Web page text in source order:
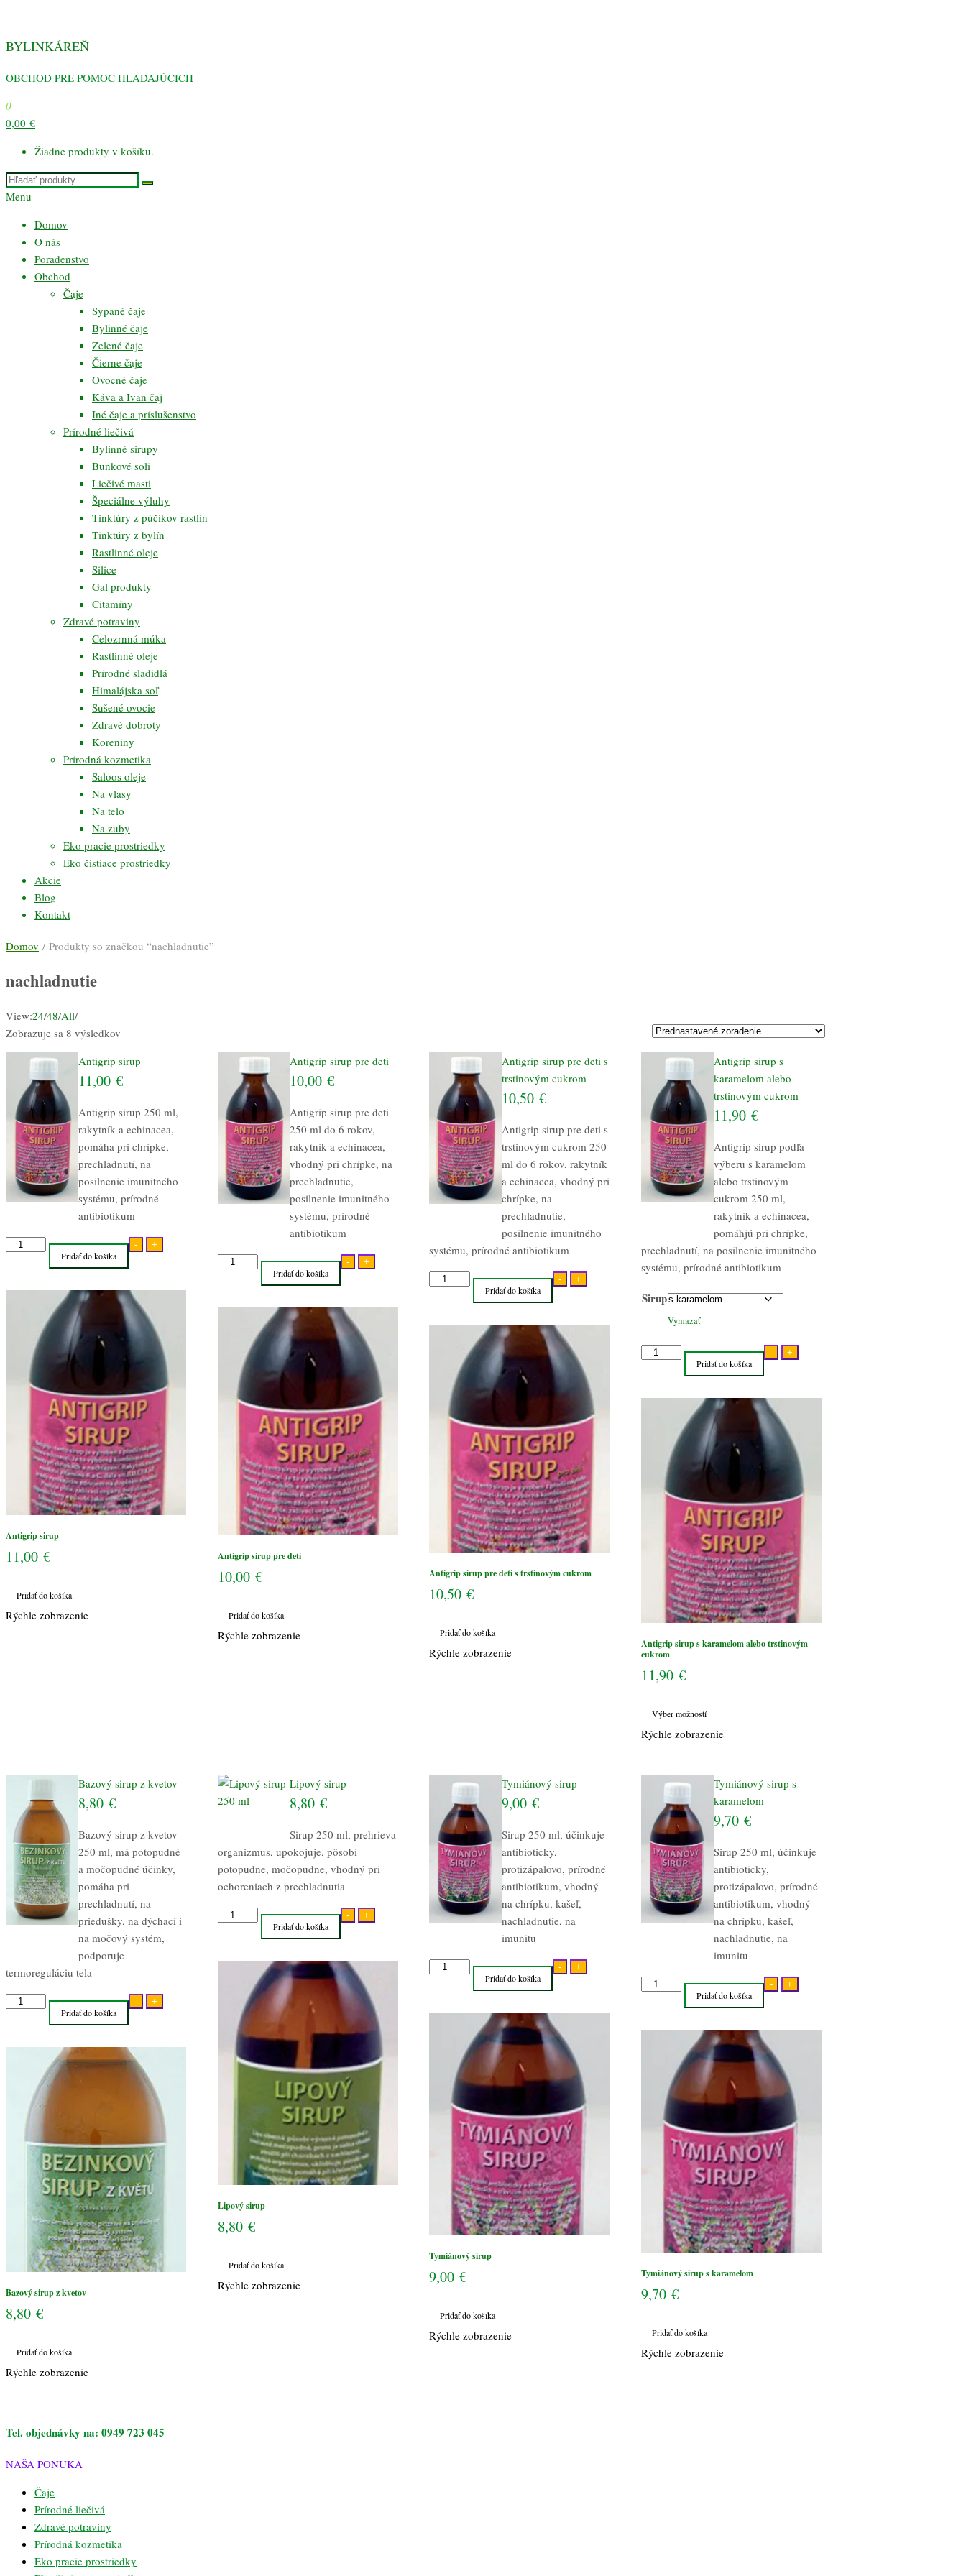
obsah
BYLINKÁREŇ
OBCHOD PRE POMOC HLADAJÚCICH
0
0,00 €
Žiadne produkty v košíku.
Menu
Domov
O nás
Poradenstvo
Obchod
Čaje
Sypané čaje
Bylinné čaje
Zelené čaje
Čierne čaje
Ovocné čaje
Káva a Ivan čaj
Iné čaje a príslušenstvo
Prírodné liečivá
Bylinné sirupy
Bunkové soli
Liečivé masti
Špeciálne výluhy
Tinktúry z púčikov rastlín
Tinktúry z bylín
Rastlinné oleje
Silice
Gal produkty
Citamíny
Zdravé potraviny
Celozrnná múka
Rastlinné oleje
Prírodné sladidlá
Himalájska soľ
Sušené ovocie
Zdravé dobroty
Koreniny
Prírodná kozmetika
Saloos oleje
Na vlasy
Na telo
Na zuby
Eko pracie prostriedky
Eko čistiace prostriedky
Akcie
Blog
Kontakt
Domov / Produkty so značkou “nachladnutie”
nachladnutie
View:24/48/All/
Zobrazuje sa 8 výsledkov
Antigrip sirup
11,00 €
Antigrip sirup 250 ml,
rakytník a echinacea,
pomáha pri chrípke,
prechladnutí, na
posilnenie imunitného
systému, prírodné
antibiotikum
-
množstvo
+
Pridať do košíka
Antigrip sirup
11,00 €
Pridať do košíka
Rýchle zobrazenie
Antigrip sirup pre deti
10,00€
Antigrip sirup pre deti
250 ml do 6 rokov,
rakytník a echinacea,
vhodný pri chrípke, na
prechladnutie,
posilnenie imunitného
systému, prírodné
antibiotikum
-
množstvo
pre
+
Pridať do košíka
Antigrip sirup pre deti
10,00 €
Pridať do košíka
Rýchle zobrazenie
Antigrip sirup pre deti s
trstinovým cukrom
10,50 €
Antigrip sirup pre deti s
trstinovým cukrom 250
ml do 6 rokov, rakytník
a echinacea, vhodný pri
chrípke, na
prechladnutie,
posilnenie imunitného
systému, prírodné antibiotikum
-
množstvo
pre
trstinovým
cukrom
+
Pridať do košíka
Antigrip sirup pre deti s trstinovým cukrom
10,50€
Pridať do košíka
Rýchle zobrazenie
Antigrip sirup s
karamelom alebo
trstinovým cukrom
11,90 €
Antigrip sirup podľa
výberu s karamelom
alebo trstinovým
cukrom 250 ml,
rakytník a echinacea,
pomáhjú pri chrípke,
prechladnutí, na posilnenie imunitného
systému, prírodné antibiotikum
Sirup
Vymazať
-
množstvo
s
karamelom
trstinovým
cukrom
+
Pridať do košíka
Antigrip sirup s karamelom alebo trstinovým
cukrom
11,90€
Výber možností
má
Možnosti
si
môžete
na
stránke
produktu.
Rýchle zobrazenie
Bazový sirup z kvetov
8,80 €
Bazový sirup z kvetov
250 ml, má potopudné
a močopudné účinky,
pomáha pri
prechladnutí, na
priedušky, na dýchací i
na močový systém,
podporuje
termoreguláciu tela
-
množstvo
z
+
Pridať do košíka
Bazový sirup z kvetov
8,80 €
Pridať do košíka
Rýchle zobrazenie
Lipový sirup
8,80€
Sirup 250 ml, prehrieva
organizmus, upokojuje, pôsobí
potopudne, močopudne, vhodný pri
ochoreniach z prechladnutia
-
množstvo
+
Pridať do košíka
Lipový sirup
8,80 €
Pridať do košíka
Rýchle zobrazenie
Tymiánový sirup
9,00 €
Sirup 250 ml, účinkuje
antibioticky,
protizápalovo, prírodné
antibiotikum, vhodný
na chrípku, kašeľ,
nachladnutie, na
imunitu
-
množstvo
+
Pridať do košíka
Tymiánový sirup
9,00€
Pridať do košíka
Rýchle zobrazenie
Tymiánový sirup s
karamelom
9,70 €
Sirup 250 ml, účinkuje
antibioticky,
protizápalovo, prírodné
antibiotikum, vhodný
na chrípku, kašeľ,
nachladnutie, na
imunitu
-
množstvo
s
karamelom
+
Pridať do košíka
Tymiánový sirup s karamelom
9,70€
Pridať do košíka
Rýchle zobrazenie
Tel. objednávky na: 0949 723 045
NAŠA PONUKA
Čaje
Prírodné liečivá
Zdravé potraviny
Prírodná kozmetika
Eko pracie prostriedky